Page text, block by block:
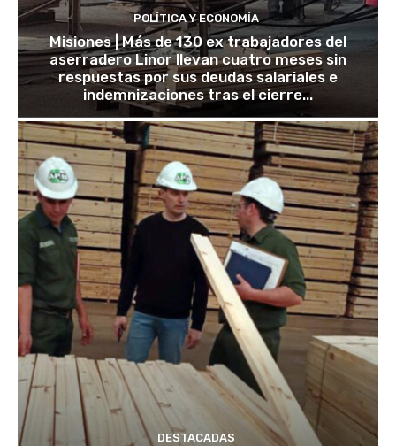
POLÍTICA Y ECONOMÍA
Misiones | Más de 130 ex trabajadores del
aserradero Linor llevan cuatro meses sin
respuestas por sus deudas salariales e
indemnizaciones tras el cierre...
DESTACADAS